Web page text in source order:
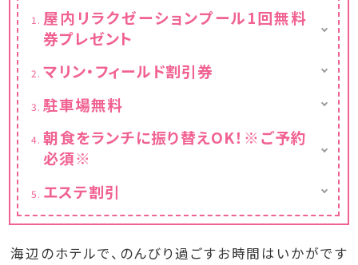
屋内リラクゼーションプール1回無料
券プレゼント
癒します。
20:00）
※リラクゼーションプールでは、水着の着用を
お願いします。
マリン・フィールド割引券
ニューが
す。
駐車場無料
朝食をランチに振り替えOK！※ご予約
必須※
チ』にお振替頂けます。
ランチへのお振替は、専用ウェブページから
のご予約のみとなりますので
公式サイトよりご予約をお願い致します。
※専用ウェブページよりご予約がない場合、ラ
エステ割引
※滞在中おひとり様1回
※対象メニューに制限有
海辺のホテルで、のんびり過ごすお時間はいかがです